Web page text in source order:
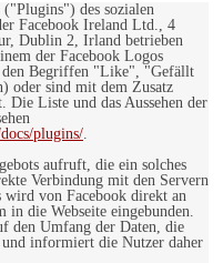
des sozialen
Facebook Ireland Ltd., 4
Dublin 2, Irland betrieben
der Facebook Logos
den Begriffen "Like", "Gefällt
oder sind mit dem Zusatz
Die Liste und das Aussehen der
plugins/.
aufruft, die ein solches
Verbindung mit den Servern
wird von Facebook direkt an
die Webseite eingebunden.
den Umfang der Daten, die
informiert die Nutzer daher